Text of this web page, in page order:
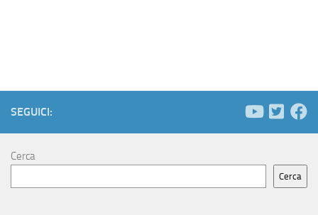
SEGUICI:
Cerca
Cerca